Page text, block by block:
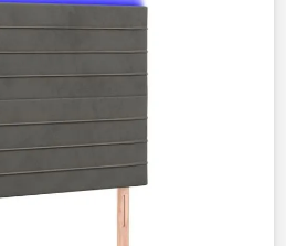
pattumiera raccolta differenziata
faro solare